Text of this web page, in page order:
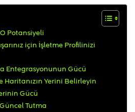
Potansiyeli
için İşletme Profilinizi
Entegrasyonunun Gücü
Yerini Belirleyin
Gücü
Tutma